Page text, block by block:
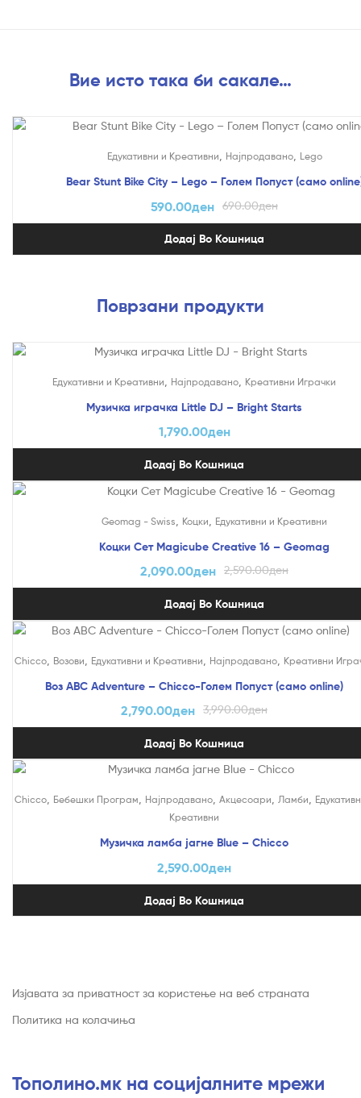
Вие исто така би сакале…
Едукативни и Креативни Најпродавано, Lego
Bear Stunt Bike City – Lego – Голем Попуст (само
690.00ден
590.00ден
Додај Во Кошница
Поврзани продукти
Едукативни и Креативни Најпродавано Креативни Играчки
Музичка играчка Little DJ – Bright Starts
1,790.00ден
Додај Во Кошница
Geomag - Swiss Коцки Едукативни и Креативни
Коцки Сет Magicube Creative 16 – Geomag
2,590.00ден
2,090.00ден
Додај Во Кошница
Chicco, Возови Едукативни и Креативни Најпродавано, Креативни
Воз ABC Adventure – Chicco-Голем Попуст (само online)
3,990.00ден
2,790.00ден
Додај Во Кошница
Chicco, Бебешки Програм, Најпродавано, Акцесоари, Ламби,
Креативни
Музичка ламба јагне Blue – Chicco
2,590.00ден
Додај Во Кошница
Изјавата за приватност за користење на веб страната
Политика на колачиња
Тополино.мк на социјалните мрежи